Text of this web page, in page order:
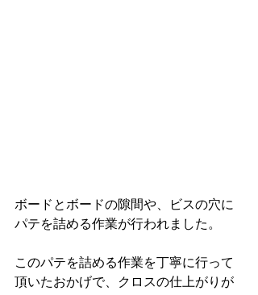
ボードとボードの隙間や、ビスの穴に
パテを詰める作業が行われました。
このパテを詰める作業を丁寧に行って
頂いたおかげで、クロスの仕上がりが